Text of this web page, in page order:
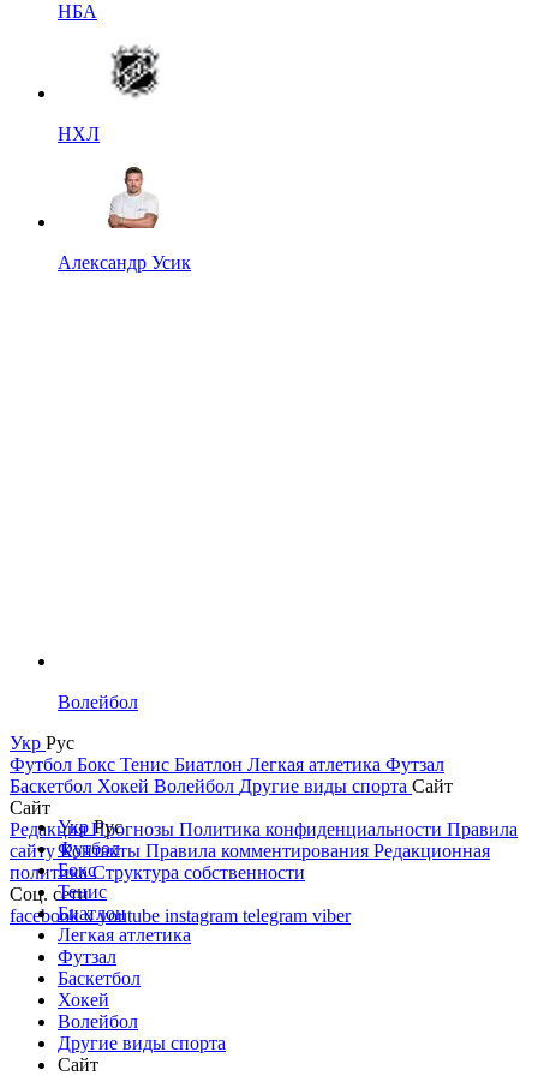
НБА
НХЛ
Александр Усик
Волейбол
Укр Рус
Футбол Бокс Тенис Биатлон Легкая атлетика Футзал
Баскетбол Хокей Волейбол Другие виды спорта Сайт
Сайт
РедакцияПрогнозы Политика конфиденциальности Правила
сайтуКонтакты Правила комментирования Редакционная
политикаСтруктура собственности
Соц. сети
facebookxyoutube instagram telegram viber
УкрРус
Футбол
Бокс
Тенис
Биатлон
Легкая атлетика
Футзал
Баскетбол
Хокей
Волейбол
Другие виды спорта
Сайт